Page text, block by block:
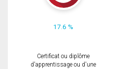
17.6 %
Certificat ou diplôme
d'apprentissage ou d'une